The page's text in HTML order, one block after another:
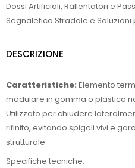
Dossi Artificiali, Rallentatori e
Segnaletica Stradale e Soluzioni
DESCRIZIONE
Caratteristiche: Elemento
modulare in gomma o plastica
Utilizzato per chiudere
rifinito, evitando spigoli vivi e
strutturale.
Specifiche tecniche: